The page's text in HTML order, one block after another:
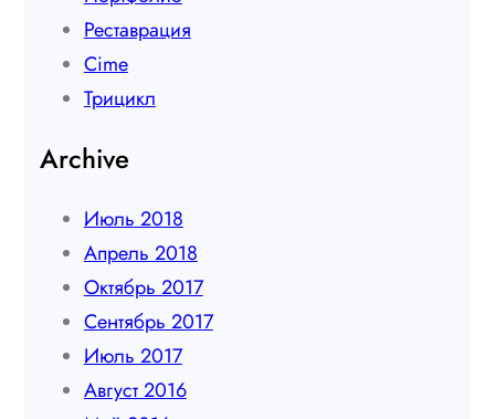
Реставрация
Сime
Трицикл
Archive
Июль 2018
Апрель 2018
Октябрь 2017
Сентябрь 2017
Июль 2017
Август 2016